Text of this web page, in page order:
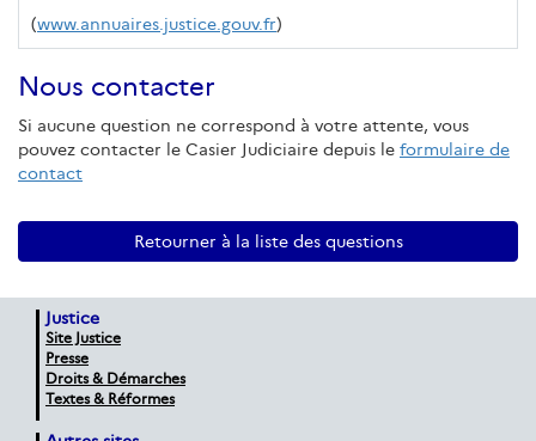
(www.annuaires.justice.gouv.fr)
Nous contacter
Si aucune question ne correspond à votre attente, vous
pouvez contacter le Casier Judiciaire depuis le formulaire de
contact
Retourner à la liste des questions
Justice
Site Justice
Presse
Droits & Démarches
Textes & Réformes